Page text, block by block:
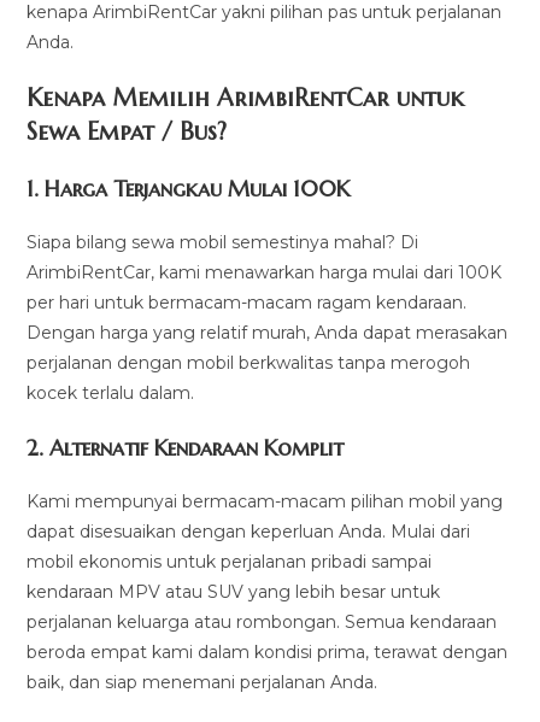
kenapa ArimbiRentCar yakni pilihan pas untuk perjalanan
Anda.
Kenapa Memilih ArimbiRentCar untuk
Sewa Empat / Bus?
1.Harga Terjangkau Mulai 100K
Siapa bilang sewa mobil semestinya mahal? Di
ArimbiRentCar, kami menawarkan harga mulai dari 100K
per hari untuk bermacam-macam ragam kendaraan.
Dengan harga yang relatif murah, Anda dapat merasakan
perjalanan dengan mobil berkwalitas tanpa merogoh
kocek terlalu dalam.
2. Alternatif Kendaraan Komplit
Kami mempunyai bermacam-macam pilihan mobil yang
dapat disesuaikan dengan keperluan Anda. Mulai dari
mobil ekonomis untuk perjalanan pribadi sampai
kendaraan MPV atau SUV yang lebih besar untuk
perjalanan keluarga atau rombongan. Semua kendaraan
beroda empat kami dalam kondisi prima, terawat dengan
baik, dan siap menemani perjalanan Anda.